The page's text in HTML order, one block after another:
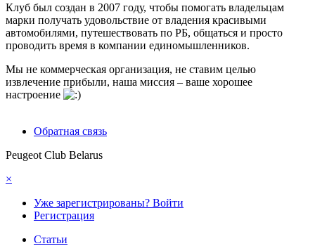
Клуб был создан в 2007 году, чтобы помогать владельцам
марки получать удовольствие от владения красивыми
автомобилями, путешествовать по РБ, общаться и просто
проводить время в компании единомышленников.
Мы не коммерческая организация, не ставим целью
извлечение прибыли, наша миссия – ваше хорошее
настроение
Обратная связь
Peugeot Club Belarus
×
Уже зарегистрированы? Войти
Регистрация
Статьи